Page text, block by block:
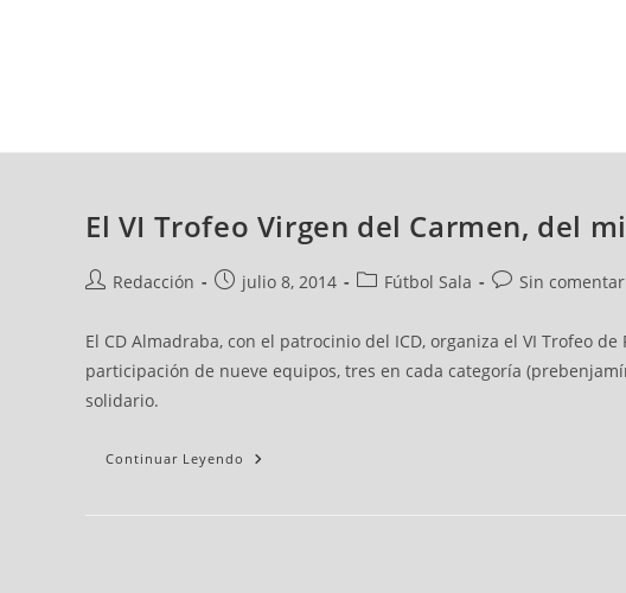
El VI Trofeo Virgen del Carmen, del
Redacción julio 8, 2014 Fútbol Sala Sin
El CD Almadraba, con el patrocinio del ICD, organiza el VI Trofeo
participación de nueve equipos, tres en cada categoría
solidario.
Continuar Leyendo